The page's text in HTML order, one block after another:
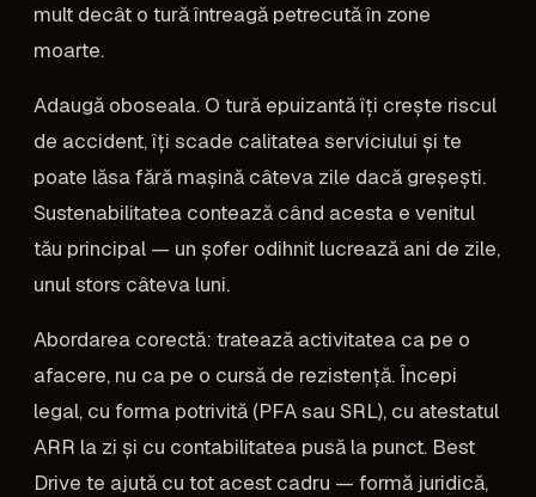
mult decât o tură întreagă petrecută în zone
moarte.
Adaugă oboseala. O tură epuizantă îți crește riscul
de accident, îți scade calitatea serviciului și te
poate lăsa fără mașină câteva zile dacă greșești.
Sustenabilitatea contează când acesta e venitul
tău principal — un șofer odihnit lucrează ani de zile,
unul stors câteva luni.
Abordarea corectă: tratează activitatea ca pe o
afacere, nu ca pe o cursă de rezistență. Începi
legal, cu forma potrivită (PFA sau SRL), cu atestatul
ARR la zi și cu contabilitatea pusă la punct. Best
Drive te ajută cu tot acest cadru — formă juridică,